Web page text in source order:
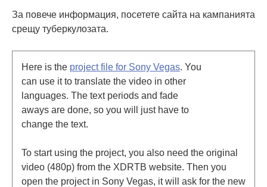
За повече информация, посетете сайта на кампанията
срещу туберкулозата.
Here is the project file for Sony Vegas. You
can use it to translate the video in other
languages. The text periods and fade
aways are done, so you will just have to
change the text.
To start using the project, you also need the original
video (480p) from the XDRTB website. Then you
open the project in Sony Vegas, it will ask for the new